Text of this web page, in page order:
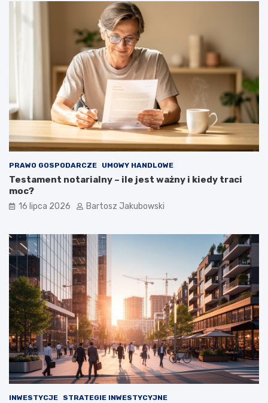
PRAWO GOSPODARCZE UMOWY HANDLOWE
Testament notarialny – ile jest ważny i kiedy traci
moc?
16 lipca 2026 Bartosz Jakubowski
INWESTYCJE STRATEGIE INWESTYCYJNE